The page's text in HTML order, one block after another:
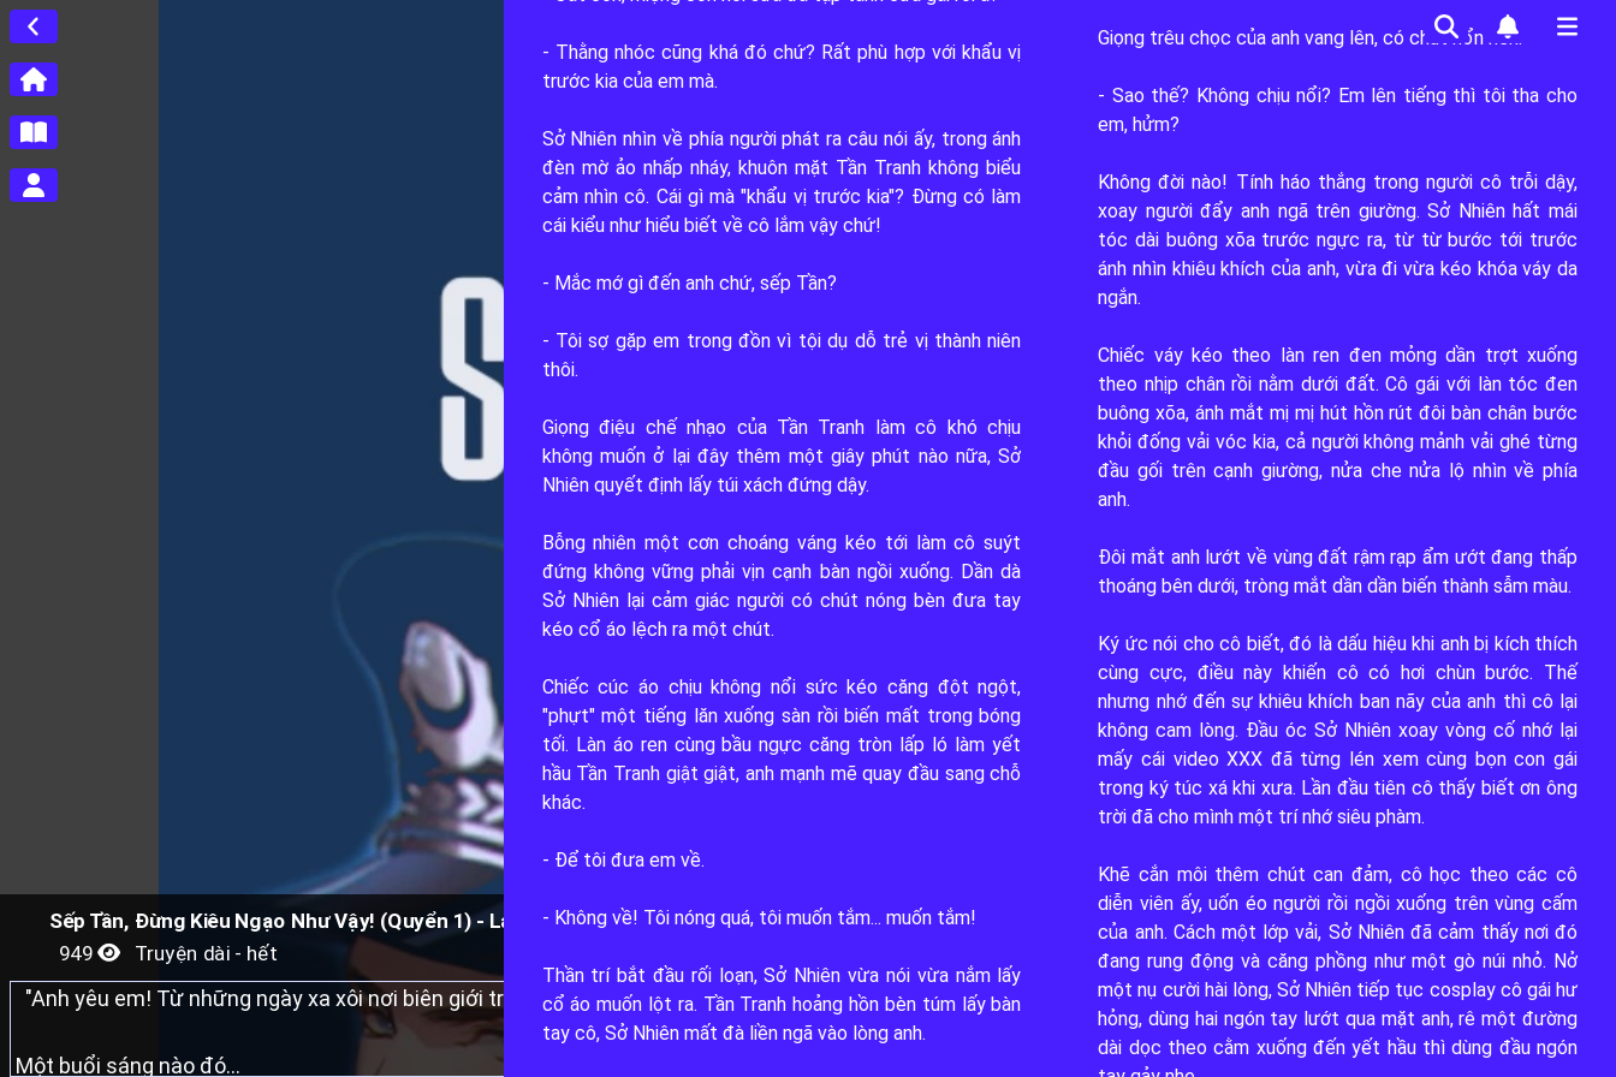
1
1
0
30
Sếp Tần, Đừng Kiêu Ngạo Như Vậy! (Quyển 1) - Lan Đình
949
Truyện dài - hết
"Anh yêu em! Từ những ngày xa xôi nơi biên giới tràn đầy hiểm nguy đến những tháng năm cô đơn nơi phồn hoa náo động, anh vẫn yêu em!"
Một buổi sáng nào đó...
- Thằng nhóc cũng khá đó chứ? Rất phù hợp với khẩu vị
trước kia của em mà.
Sở Nhiên nhìn về phía người phát ra câu nói ấy, trong ánh
đèn mờ ảo nhấp nháy, khuôn mặt Tần Tranh không biểu
cảm nhìn cô. Cái gì mà "khẩu vị trước kia"? Đừng có làm
cái kiểu như hiểu biết về cô lắm vậy chứ!
- Mắc mớ gì đến anh chứ, sếp Tần?
- Tôi sợ gặp em trong đồn vì tội dụ dỗ trẻ vị thành niên
thôi.
Giọng điệu chế nhạo của Tần Tranh làm cô khó chịu
không muốn ở lại đây thêm một giây phút nào nữa, Sở
Nhiên quyết định lấy túi xách đứng dậy.
Bỗng nhiên một cơn choáng váng kéo tới làm cô suýt
đứng không vững phải vịn cạnh bàn ngồi xuống. Dần dà
Sở Nhiên lại cảm giác người có chút nóng bèn đưa tay
kéo cổ áo lệch ra một chút.
Chiếc cúc áo chịu không nổi sức kéo căng đột ngột,
"phựt" một tiếng lăn xuống sàn rồi biến mất trong bóng
tối. Làn áo ren cùng bầu ngực căng tròn lấp ló làm yết
hầu Tần Tranh giật giật, anh mạnh mẽ quay đầu sang chỗ
khác.
- Để tôi đưa em về.
- Không về! Tôi nóng quá, tôi muốn tắm... muốn tắm!
Thần trí bắt đầu rối loạn, Sở Nhiên vừa nói vừa nắm lấy
cổ áo muốn lột ra. Tần Tranh hoảng hồn bèn túm lấy bàn
tay cô, Sở Nhiên mất đà liền ngã vào lòng anh.
Giọng trêu chọc của anh vang lên, có chút hổn hển:
- Sao thế? Không chịu nổi? Em lên tiếng thì tôi tha cho
em, hửm?
Không đời nào! Tính háo thắng trong người cô trỗi dậy,
xoay người đẩy anh ngã trên giường. Sở Nhiên hất mái
tóc dài buông xõa trước ngực ra, từ từ bước tới trước
ánh nhìn khiêu khích của anh, vừa đi vừa kéo khóa váy da
ngắn.
Chiếc váy kéo theo làn ren đen mỏng dần trợt xuống
theo nhịp chân rồi nằm dưới đất. Cô gái với làn tóc đen
buông xõa, ánh mắt mị mị hút hồn rút đôi bàn chân bước
khỏi đống vải vóc kia, cả người không mảnh vải ghé từng
đầu gối trên cạnh giường, nửa che nửa lộ nhìn về phía
anh.
Đôi mắt anh lướt về vùng đất rậm rạp ẩm ướt đang thấp
thoáng bên dưới, tròng mắt dần dần biến thành sẫm màu.
Ký ức nói cho cô biết, đó là dấu hiệu khi anh bị kích thích
cùng cực, điều này khiến cô có hơi chùn bước. Thế
nhưng nhớ đến sự khiêu khích ban nãy của anh thì cô lại
không cam lòng. Đầu óc Sở Nhiên xoay vòng cố nhớ lại
mấy cái video XXX đã từng lén xem cùng bọn con gái
trong ký túc xá khi xưa. Lần đầu tiên cô thấy biết ơn ông
trời đã cho mình một trí nhớ siêu phàm.
Khẽ cắn môi thêm chút can đảm, cô học theo các cô
diễn viên ấy, uốn éo người rồi ngồi xuống trên vùng cấm
của anh. Cách một lớp vải, Sở Nhiên đã cảm thấy nơi đó
đang rung động và căng phồng như một gò núi nhỏ. Nở
một nụ cười hài lòng, Sở Nhiên tiếp tục cosplay cô gái hư
hỏng, dùng hai ngón tay lướt qua mặt anh, rê một đường
dài dọc theo cằm xuống đến yết hầu thì dùng đầu ngón